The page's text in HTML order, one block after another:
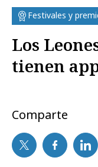
Festivales y
Los
tienen
Comparte